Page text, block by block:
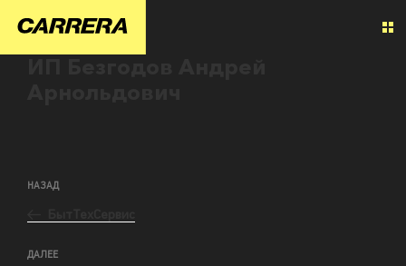
НАЗАД
ДАЛЕЕ